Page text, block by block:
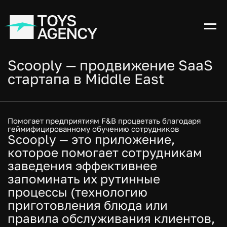
Scooply — продвижение SaaS
стартапа в Middle East
Помогает предприятиям F&B процветать благодаря
геймифицированному обучению сотрудников
Scooply — это приложение,
которое помогает сотрудникам
заведения эффективнее
запоминать их рутинные
процессы (технологию
приготовления блюда или
правила обслуживания клиентов,